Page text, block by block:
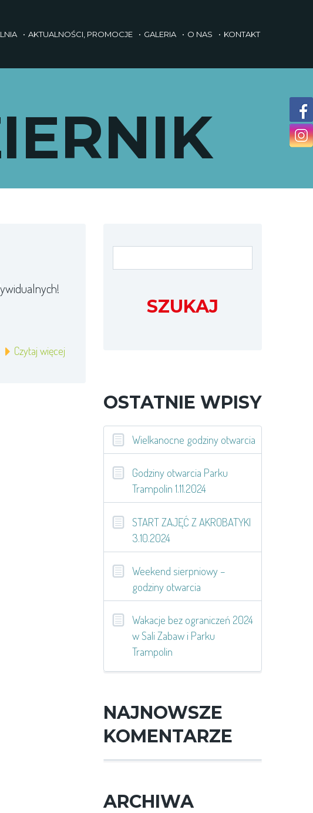
AKTUALNOŚCI, PROMOCJE GALERIA O NAS KONTAKT
Czytaj więcej
SZUKAJ
OSTATNIE WPISY
Wielkanocne godziny otwarcia
Godziny otwarcia Parku
Trampolin 1.11.2024
START ZAJĘĆ Z AKROBATYKI
3.10.2024
Weekend sierpniowy –
godziny otwarcia
Wakacje bez ograniczeń 2024
w Sali Zabaw i Parku
Trampolin
NAJNOWSZE
KOMENTARZE
ARCHIWA